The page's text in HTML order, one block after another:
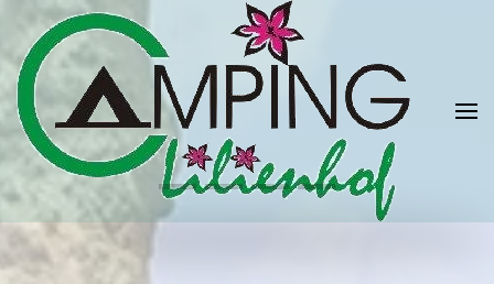
Zum Hauptinhalt springen